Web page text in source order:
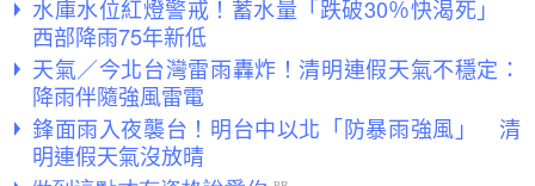
水庫水位紅燈警戒！蓄水量「跌破30％快渴死」
西部降雨75年新低
天氣／今北台灣雷雨轟炸！清明連假天氣不穩定：
降雨伴隨強風雷電
鋒面雨入夜襲台！明台中以北「防暴雨強風」 清
明連假天氣沒放晴